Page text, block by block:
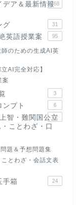
デア＆最新情報168
グ 31
英語授業案 95
師のための生成AI英
AI完全対応】
案
3
プト 6
智・難関国公立
ことわざ・口
22
題＆予想問題集
とわざ・会話文表
手箱 24